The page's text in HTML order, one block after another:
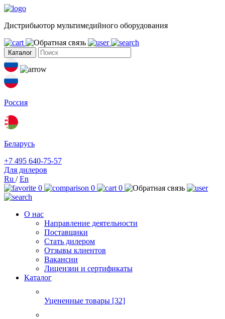
Дистрибьютор мультимедийного оборудования
Каталог
Россия
Беларусь
+7 495 640-75-57
Для дилеров
Ru /En
0
0 0
О нас
Направление деятельности
Поставщики
Стать дилером
Отзывы клиентов
Вакансии
Лицензии и сертификаты
Каталог
Уцененные товары [32]